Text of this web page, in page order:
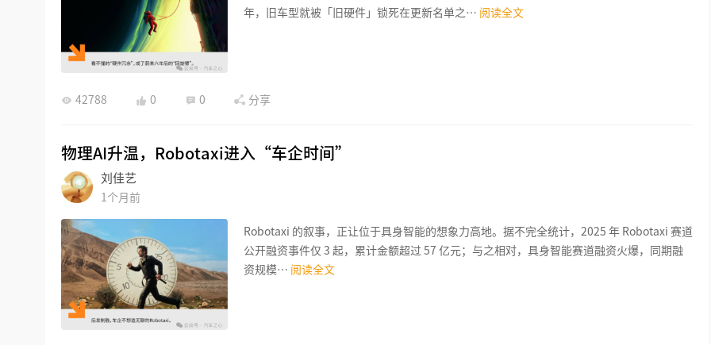
年，旧车型就被「旧硬件」锁死在更新名单之… 阅读全文
42788 0 0 分享
物理AI升温，Robotaxi进入“车企时间”
刘佳艺
1个月前
Robotaxi 的叙事，正让位于具身智能的想象力高地。据不完全统计，2025 年 Robotaxi 赛道
公开融资事件仅 3 起，累计金额超过 57 亿元；与之相对，具身智能赛道融资火爆，同期融
资规模… 阅读全文